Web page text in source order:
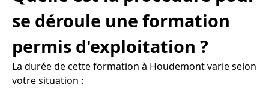
se déroule une formation
permis d'exploitation ?
La durée de cette formation à Houdemont varie selon
votre situation :